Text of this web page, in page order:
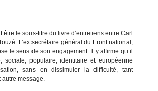
être le sous-titre du livre d’entretiens entre Carl
L’ex secrétaire général du Front national,
le sens de son engagement. Il y affirme qu’il
populaire, identitaire et européenne
sans en dissimuler la difficulté, tant
autre message.